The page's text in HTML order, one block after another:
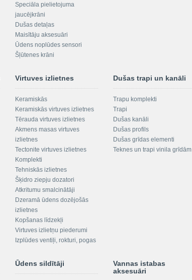
Speciāla pielietojuma
jaucējkrāni
Dušas detaļas
Maisītāju aksesuāri
Ūdens noplūdes sensori
Šļūtenes krāni
Virtuves izlietnes
Keramiskās
Keramiskās virtuves izlietnes
Tērauda virtuves izlietnes
Akmens masas virtuves
izlietnes
Tectonite virtuves izlietnes
Komplekti
Tehniskās izlietnes
Šķidro ziepju dozatori
Atkritumu smalcinātāji
Dzeramā ūdens dozējošās
izlietnes
Kopšanas līdzekļi
Virtuves izlietņu piederumi
Izplūdes ventiļi, rokturi, pogas
Dušas trapi un kanāli
Trapu komplekti
Trapi
Dušas kanāli
Dušas profils
Dušas grīdas elementi
Teknes un trapi vinila grīdām
Ūdens sildītāji
Vannas istabas
aksesuāri